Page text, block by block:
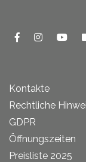
Kontakte
Rechtliche
GDPR
Öffnungszeiten
Preisliste 2025